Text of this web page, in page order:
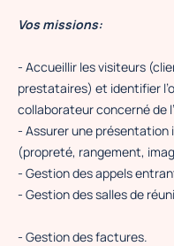
Vos missions:
- Accueillir les visiteurs
prestataires) et identifier
collaborateur concerné de
- Assurer une présentation
(propreté, rangement,
- Gestion des appels
- Gestion des salles de
- Gestion des factures.